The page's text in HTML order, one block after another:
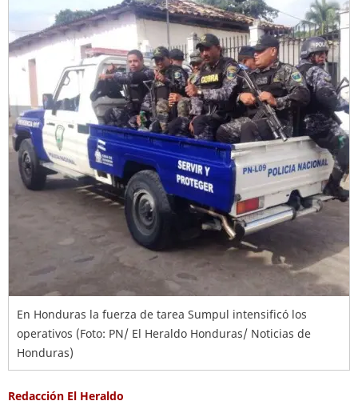
En Honduras la fuerza de tarea Sumpul intensificó los
operativos (Foto: PN/ El Heraldo Honduras/ Noticias de
Honduras)
Redacción El Heraldo